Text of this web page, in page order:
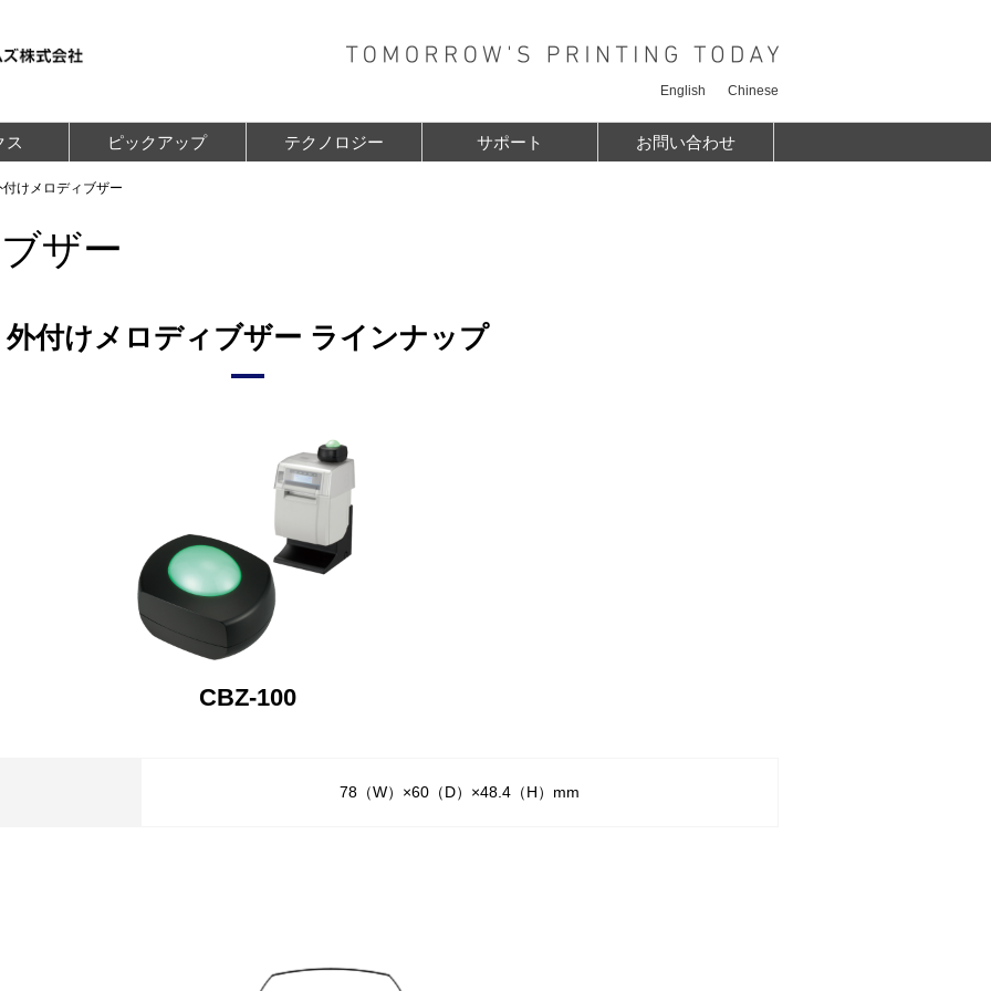
Chinese
English
ス ピックアップ テクノロジー サポート お問い合わせ
付けメロディブザー
ザー
外付けメロディブザー ラインナップ
CBZ-100
78（W）×60（D）×48.4（H）mm